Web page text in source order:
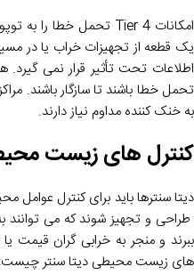
یک قطعه از تجهیزات خراب یا در
به خنک کننده مداوم نیاز دارند.
کنترل های زیست
دیتا سنترها باید برای کنترل عوامل
طراحی و تجهیز شوند که می توانند
ببرند و منجر به خرابی گران قیمت
های زیست محیطی دیتا سنتر چیست: